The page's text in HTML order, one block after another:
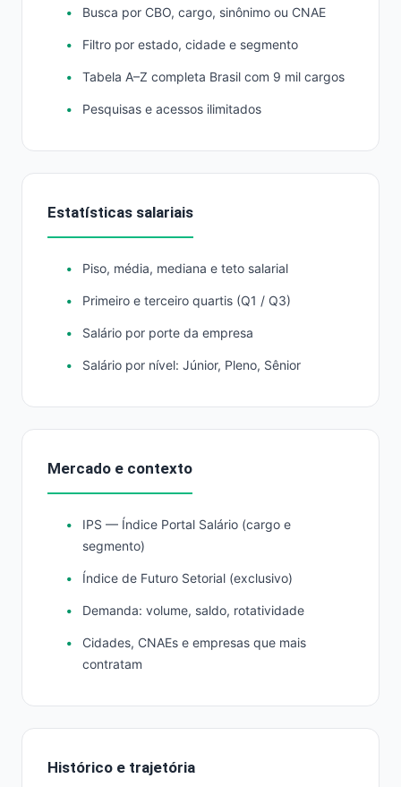
Busca por CBO, cargo, sinônimo ou CNAE
Filtro por estado, cidade e segmento
Tabela A–Z completa Brasil com 9 mil cargos
Pesquisas e acessos ilimitados
Estatísticas salariais
Piso, média, mediana e teto salarial
Primeiro e terceiro quartis (Q1 / Q3)
Salário por porte da empresa
Salário por nível: Júnior, Pleno, Sênior
Mercado e contexto
IPS — Índice Portal Salário (cargo e
segmento)
Índice de Futuro Setorial (exclusivo)
Demanda: volume, saldo, rotatividade
Cidades, CNAEs e empresas que mais
contratam
Histórico e trajetória